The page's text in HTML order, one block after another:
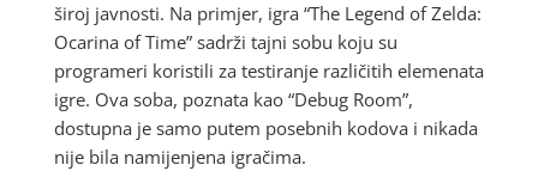
široj javnosti. Na primjer, igra “The Legend of Zelda:
Ocarina of Time” sadrži tajni sobu koju su
programeri koristili za testiranje različitih elemenata
igre. Ova soba, poznata kao “Debug Room”,
dostupna je samo putem posebnih kodova i nikada
nije bila namijenjena igračima.